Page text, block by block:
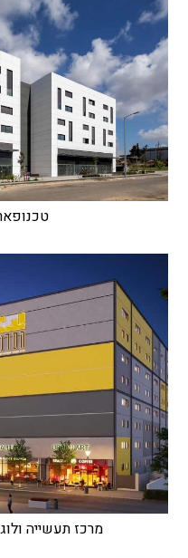
מרכז תעשייה